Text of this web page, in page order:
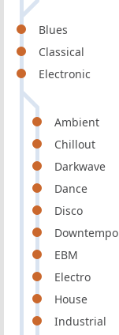
Blues
Classical
Electronic
Ambient
Chillout
Darkwave
Dance
Disco
Downtempo
EBM
Electro
House
Industrial